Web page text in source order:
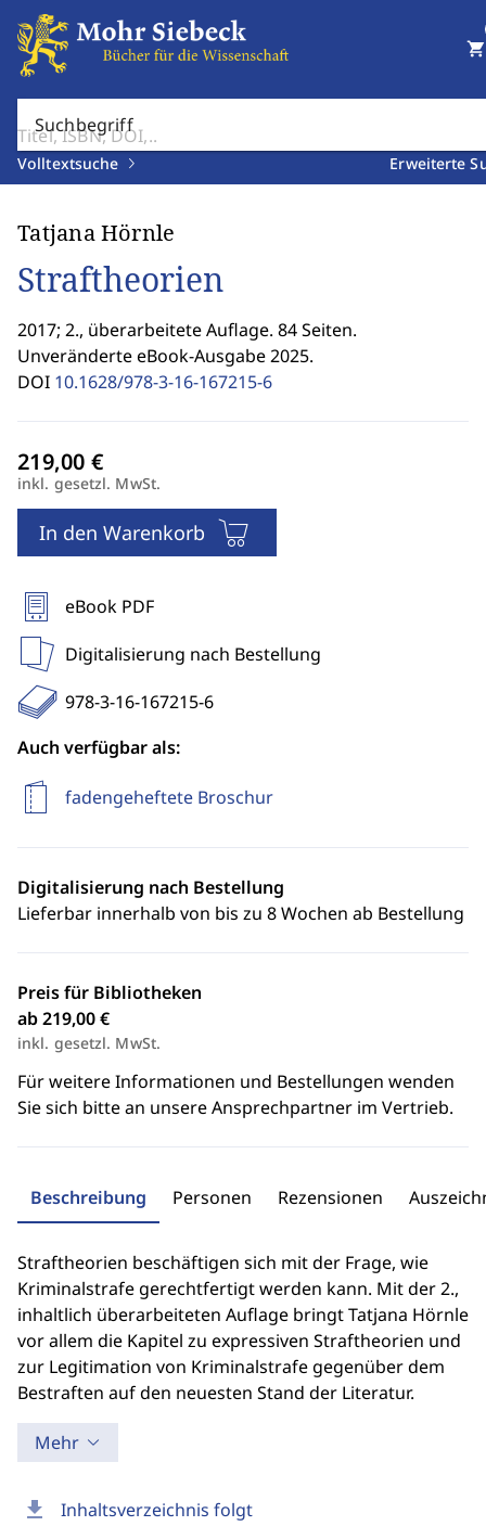
Suchbegriff
Volltextsuche Erweiterte
shopping_cart
download Inhaltsverzeichnis folgt
Tatjana Hörnle
Straftheorien
2017; 2., überarbeitete Auflage. 84 Seiten.
Unveränderte eBook-Ausgabe 2025.
DOI 10.1628/978-3-16-167215-6
inkl. gesetzl. MwSt.
In den Warenkorb
eBook PDF
Digitalisierung nach Bestellung
978-3-16-167215-6
Auch verfügbar als:
fadengeheftete Broschur
Digitalisierung nach Bestellung
Lieferbar innerhalb von bis zu 8 Wochen ab Bestellung
Preis für Bibliotheken
ab 219,00 €
inkl. gesetzl. MwSt.
Für weitere Informationen und Bestellungen wenden
Sie sich bitte an unsere Ansprechpartner im Vertrieb.
Beschreibung Personen Rezensionen
Straftheorien beschäftigen sich mit der Frage, wie
Kriminalstrafe gerechtfertigt werden kann. Mit der 2.,
inhaltlich überarbeiteten Auflage bringt Tatjana Hörnle
vor allem die Kapitel zu expressiven Straftheorien und
zur Legitimation von Kriminalstrafe gegenüber dem
Bestraften auf den neuesten Stand der Literatur.
Mehr